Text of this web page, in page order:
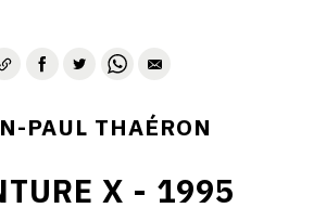
PAUL THAÉRON
X - 1995